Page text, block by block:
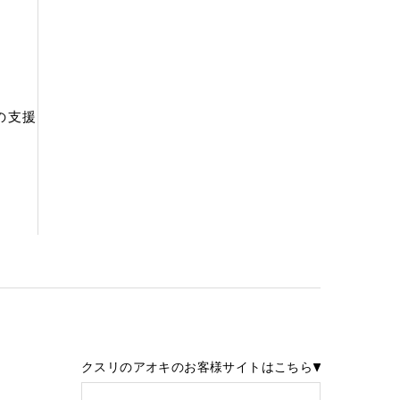
支援
クスリのアオキのお客様サイトはこちら